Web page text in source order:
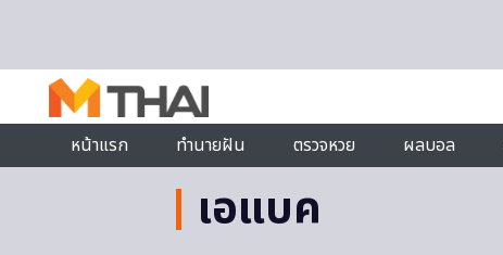
หน้าแรก
ทำนายฝัน ตรวจหวย ผลบอล
เอแบค